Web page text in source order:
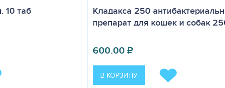
10 таб
Кладакса 250
препарат для кошек и собак
600.00₽
В КОРЗИНУ